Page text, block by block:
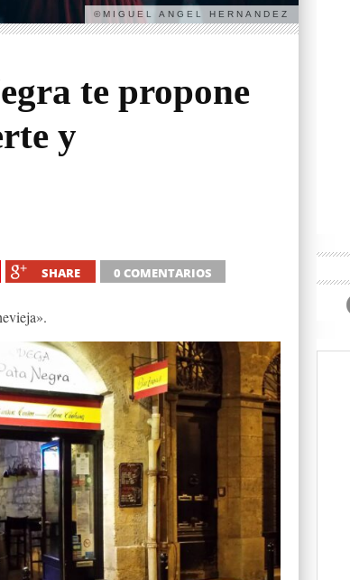
©MIGUEL ANGEL HERNANDEZ
te propone
y
SHARE 0 COMENTARIOS